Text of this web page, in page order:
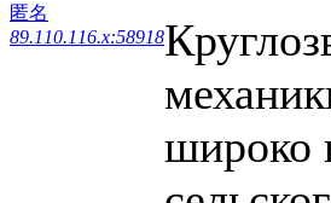
匿名
89.110.116.x:58918
широко